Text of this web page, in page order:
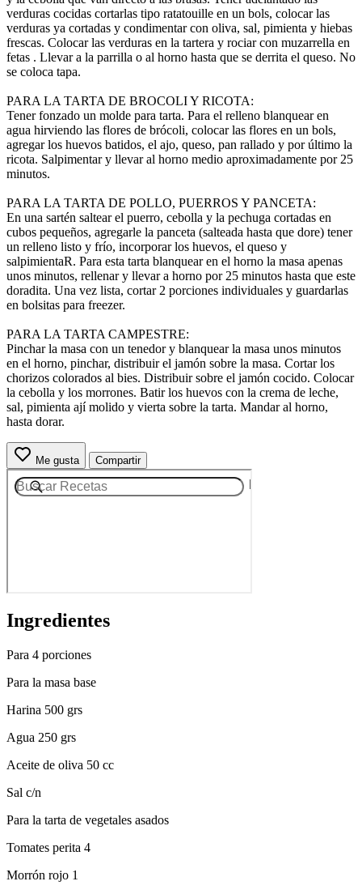
verduras cocidas cortarlas tipo ratatouille en un bols, colocar las
verduras ya cortadas y condimentar con oliva, sal, pimienta y hiebas
frescas. Colocar las verduras en la tartera y rociar con muzarrella en
fetas . Llevar a la parrilla o al horno hasta que se derrita el queso. No
se coloca tapa.
PARA LA TARTA DE BROCOLI Y RICOTA:
Tener fonzado un molde para tarta. Para el relleno blanquear en
agua hirviendo las flores de brócoli, colocar las flores en un bols,
agregar los huevos batidos, el ajo, queso, pan rallado y por último la
ricota. Salpimentar y llevar al horno medio aproximadamente por 25
minutos.
PARA LA TARTA DE POLLO, PUERROS Y PANCETA:
En una sartén saltear el puerro, cebolla y la pechuga cortadas en
cubos pequeños, agregarle la panceta (salteada hasta que dore) tener
un relleno listo y frío, incorporar los huevos, el queso y
salpimientaR. Para esta tarta blanquear en el horno la masa apenas
unos minutos, rellenar y llevar a horno por 25 minutos hasta que este
doradita. Una vez lista, cortar 2 porciones individuales y guardarlas
en bolsitas para freezer.
PARA LA TARTA CAMPESTRE:
Pinchar la masa con un tenedor y blanquear la masa unos minutos
en el horno, pinchar, distribuir el jamón sobre la masa. Cortar los
chorizos colorados al bies. Distribuir sobre el jamón cocido. Colocar
la cebolla y los morrones. Batir los huevos con la crema de leche,
sal, pimienta ají molido y vierta sobre la tarta. Mandar al horno,
hasta dorar.
Me gusta Compartir
Ingredientes
Para 4 porciones
Para la masa base
Harina 500 grs
Agua 250 grs
Aceite de oliva 50 cc
Sal c/n
Para la tarta de vegetales asados
Tomates perita 4
Morrón rojo 1